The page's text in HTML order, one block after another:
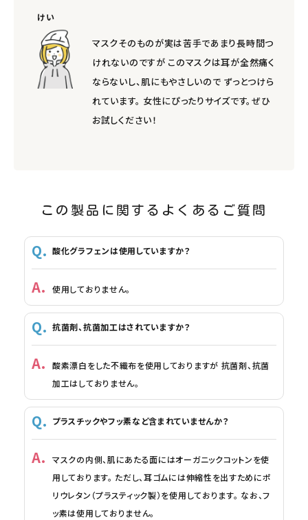
けい
マスクそのものが実は苦手であまり長時間つ
けれないのですが このマスクは耳が全然痛く
ならないし、肌にもやさしいので ずっとつけら
れています。 女性にぴったりサイズです。ぜひ
お試しください！
この製品に関するよくあるご質問
酸化グラフェンは使用していますか？
使用しておりません。
抗菌剤、抗菌加工はされていますか？
酸素漂白をした不織布を使用しておりますが 抗菌剤、抗菌
加工はしておりません。
プラスチックやフッ素など含まれていませんか？
マスクの内側、肌にあたる面にはオーガニックコットンを使
用しております。 ただし、耳ゴムには伸縮性を出すためにポ
リウレタン（プラスティック製）を使用しております。 なお、フ
ッ素は使用しておりません。